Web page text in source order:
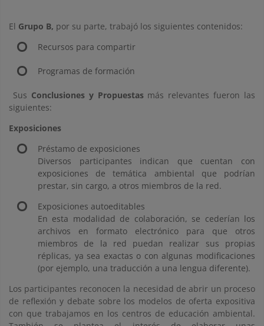
El Grupo B, por su parte, trabajó los siguientes contenidos:
Recursos para compartir
Programas de formación
Sus Conclusiones y Propuestasmás relevantes fueron las
siguientes:
Exposiciones
Préstamo de exposiciones
Diversos participantes indican que cuentan con
exposiciones de temática ambiental que podrían
prestar, sin cargo, a otros miembros de la red.
Exposiciones autoeditables
En esta modalidad de colaboración, se cederían los
archivos en formato electrónico para que otros
miembros de la red puedan realizar sus propias
réplicas, ya sea exactas o con algunas modificaciones
(por ejemplo, una traducción a una lengua diferente).
Los participantes reconocen la necesidad de abrir un proceso
de reflexión y debate sobre los modelos de oferta expositiva
con que trabajamos en los centros de educación ambiental.